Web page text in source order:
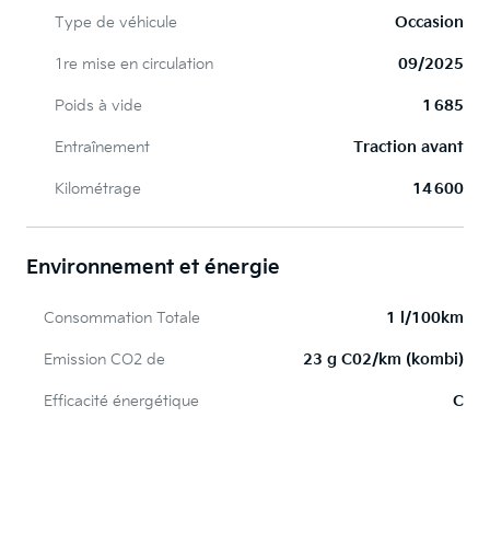
Type de véhicule Occasion
1re mise en circulation 09/2025
Poids à vide 1 685
Entraînement Traction avant
Kilométrage 14 600
Environnement et énergie
Consommation Totale 1 l/100km
Emission CO2 de 23 g C02/km (kombi)
Efficacité énergétique C